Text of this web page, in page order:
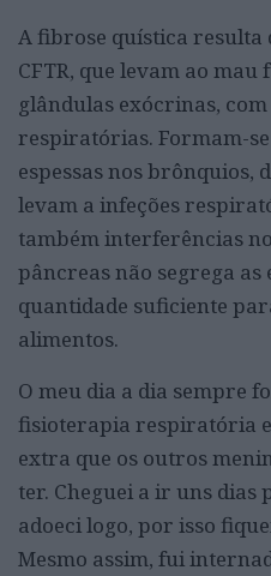
A fibrose quística resulta
CFTR, que levam ao
glândulas exócrinas,
respiratórias. Formam-
espessas nos brônquios,
levam a infeções
também interferências
pâncreas não segrega as
quantidade suficiente
alimentos.
O meu dia a dia sempre
fisioterapia respiratória
extra que os outros
ter. Cheguei a ir uns
adoeci logo, por isso
Mesmo assim, fui